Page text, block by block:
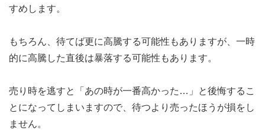
すめします。
もちろん、待てば更に高騰する可能性もありますが、一時
的に高騰した直後は暴落する可能性もあります。
売り時を逃すと「あの時が一番高かった…」と後悔するこ
とになってしまいますので、待つより売ったほうが損をし
ません。